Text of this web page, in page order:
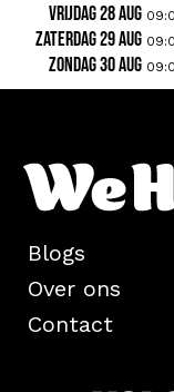
vrijdag 28 aug
zaterdag 29 aug
zondag 30 aug
Blogs
Over ons
Contact